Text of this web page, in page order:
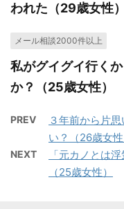
われた（29歳女性）
メール相談2000件以上
私がグイグイ行く
か？（25歳女性）
PREV
３年前から片
い？（26歳女性
NEXT
「元カノとは
（25歳女性）